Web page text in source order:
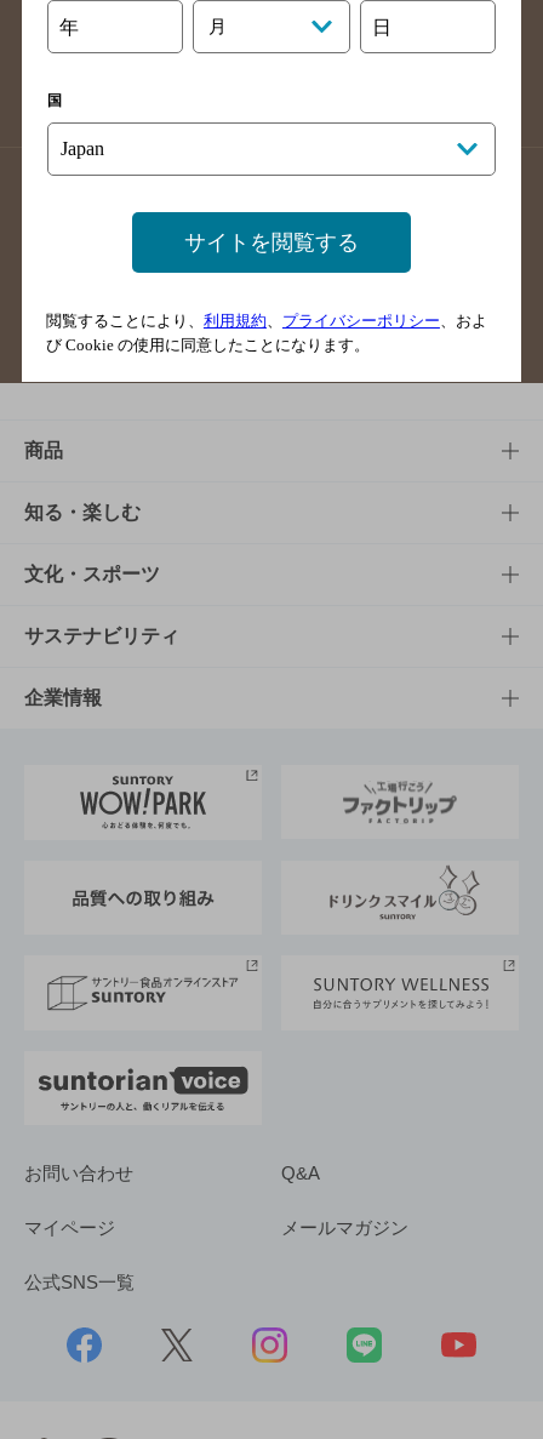
大分県のバー検索
熊本県のバー検索
掲載店舗様ログイン
サイトマップ ご意見・ご感想
商品
商品TOP
商品一覧
商品発売情報
栄養成分一覧
知る・楽しむ
知る・楽しむTOP
キャンペーン
工場見学
地域情報
文化・スポーツ
文化・スポーツTOP
サントリーホール
サントリーサンバーズ大阪
サステナビリティ
サステナビリティTOP
サントリーが考えるサステナビリティ経営
企業情報
企業概要
採用情報
お問い合わせ Q&A
マイページ メールマガジン
公式SNS一覧
年 月 日
国
サイトを閲覧する
閲覧することにより、 利用規約 プライバシーポリシー 、およ
び Cookie の使用に同意したことになります。